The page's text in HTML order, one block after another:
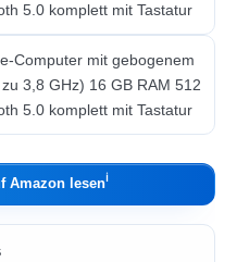
Amazon lesenℹ︎